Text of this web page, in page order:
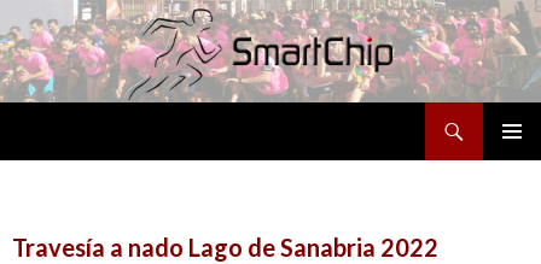
Travesía a nado Lago de Sanabria 2022